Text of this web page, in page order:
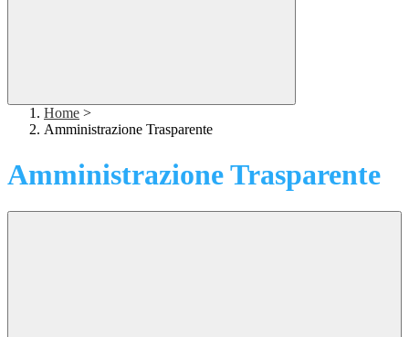
Home >
Amministrazione Trasparente
Amministrazione Trasparente